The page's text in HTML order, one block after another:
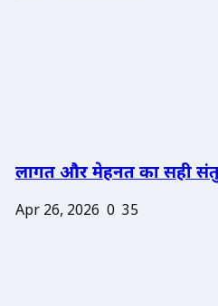
लागत और मेहनत का सही
Apr 26, 2026 0 35